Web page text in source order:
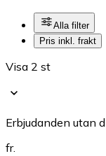
Alla filter
Pris inkl. frakt
Visa 2 st
Erbjudanden utan
fr.